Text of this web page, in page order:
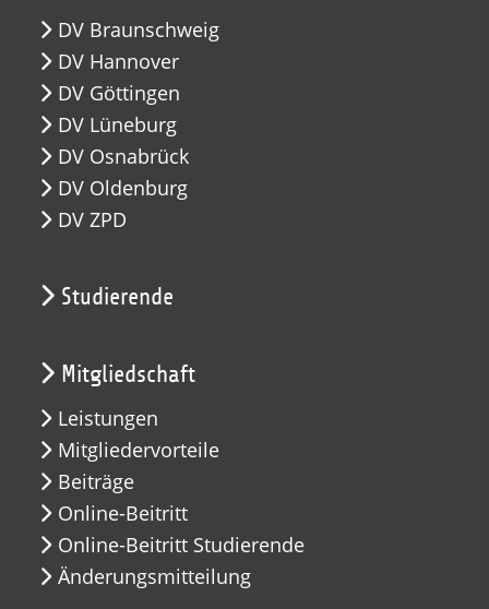
DV Braunschweig
DV Hannover
DV Göttingen
DV Lüneburg
DV Osnabrück
DV Oldenburg
DV ZPD
Studierende
Mitgliedschaft
Leistungen
Mitgliedervorteile
Beiträge
Online-Beitritt
Online-Beitritt Studierende
Änderungsmitteilung